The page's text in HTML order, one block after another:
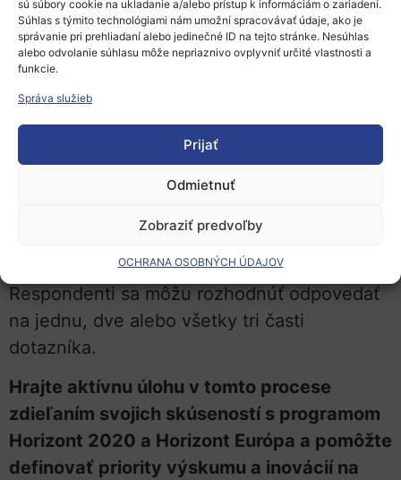
sú súbory cookie na ukladanie a/alebo prístup k informáciám o zariadení.
Súhlas s týmito technológiami nám umožní spracovávať údaje, ako je
správanie pri prehliadaní alebo jedinečné ID na tejto stránke. Nesúhlas
alebo odvolanie súhlasu môže nepriaznivo ovplyvniť určité vlastnosti a
funkcie.
Správa služieb
Prijať
Odmietnuť
Zobraziť predvoľby
OCHRANA OSOBNÝCH ÚDAJOV
potrebách výskumu a inovácií, o
synergiách medzi programami EÚ atď.
Konzultácia je otvorená od 1. decembra
2022 do 23. februára 2023.
dostupné v angličtine, nemčine a
francúzštine. Účastníci môžu odpovedať vo
všetkých jazykoch EÚ. Zainteresované
s možnosťou výberu z viacerých odpovedí a
otvorené otázky a aby predložili stanoviská.
Respondenti sa môžu rozhodnúť odpovedať
na jednu, dve alebo všetky tri časti
dotazníka.
Hrajte aktívnu úlohu v tomto procese
zdieľaním svojich skúseností s programom
Horizont 2020 a Horizont Európa a pomôžte
definovať priority výskumu a inovácií na